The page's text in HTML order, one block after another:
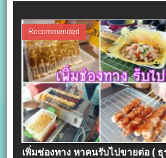
Recommended
เพิ่มช่องทาง หาคนรับไปขายต่อ ( ธุ